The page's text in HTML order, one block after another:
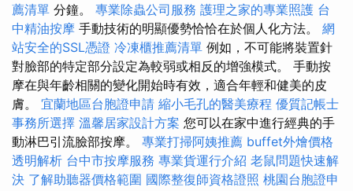
薦清單 分鐘。 專業除蟲公司服務 護理之家的專業照護 台
中精油按摩 手動技術的明顯優勢恰恰在於個人化方法。 網
站安全的SSL憑證 冷凍櫃推薦清單 例如，不可能將裝置針
對臉部的特定部分設定為較弱或相反的增強模式。 手動按
摩在與年齡相關的變化開始時有效，適合年輕和健美的皮
膚。 宜蘭地區台胞證申請 縮小毛孔的醫美療程 優質記帳士
事務所選擇 溫馨居家設計方案 您可以在家中進行經典的手
動淋巴引流臉部按摩。 專業打掃阿姨推薦 buffet外燴價格
透明解析 台中市按摩服務 專業貨運行介紹 老鼠問題快速解
決 了解助聽器價格範圍 國際整復師資格證照 桃園台胞證申